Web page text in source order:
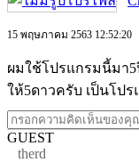
15 พฤษภาคม 2563 12:52:20
ผมใช้โปรแกรมนี้มา5
ให้5ดาวครับ เป็นโป
GUEST
therd